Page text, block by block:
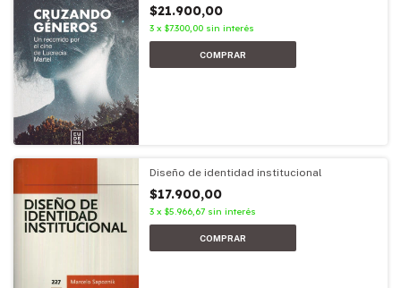
$21.900,00
3 x $7.300,00 sin interés
Diseño de identidad institucional
$17.900,00
3 x $5.966,67 sin interés